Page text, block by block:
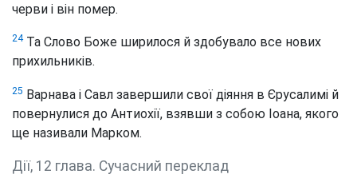
черви і він помер.
24Та Слово Боже ширилося й здобувало все нових
прихильників.
25 Варнава і Савл завершили свої діяння в Єрусалимі й
повернулися до Антиохії, взявши з собою Іоана, якого
ще називали Марком.
Дії, 12 глава. Сучасний переклад